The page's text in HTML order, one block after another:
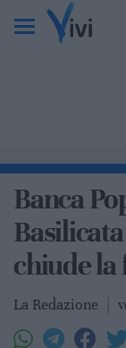
Banca
chiude la
La Redazione